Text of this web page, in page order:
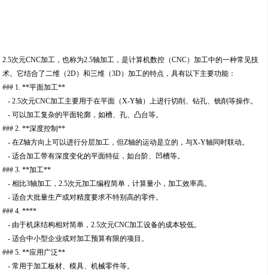
2.5次元CNC加工，也称为2.5轴加工，是计算机数控（CNC）加工中的一种常见技
术。它结合了二维（2D）和三维（3D）加工的特点，具有以下主要功能：
### 1. **平面加工**
- 2.5次元CNC加工主要用于在平面（X-Y轴）上进行切削、钻孔、铣削等操作。
- 可以加工复杂的平面轮廓，如槽、孔、凸台等。
### 2. **深度控制**
- 在Z轴方向上可以进行分层加工，但Z轴的运动是立的，与X-Y轴同时联动。
- 适合加工带有深度变化的平面特征，如台阶、凹槽等。
### 3. **加工**
- 相比3轴加工，2.5次元加工编程简单，计算量小，加工效率高。
- 适合大批量生产或对精度要求不特别高的零件。
### 4. ****
- 由于机床结构相对简单，2.5次元CNC加工设备的成本较低。
- 适合中小型企业或对加工预算有限的项目。
### 5. **应用广泛**
- 常用于加工板材、模具、机械零件等。